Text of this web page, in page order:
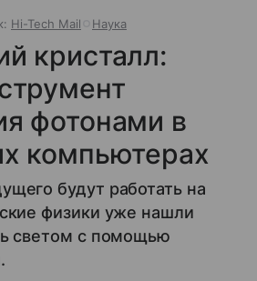
Hi-Tech Mail Наука
кристалл:
фотонами в
компьютерах
будут работать на
физики уже нашли
светом с помощью